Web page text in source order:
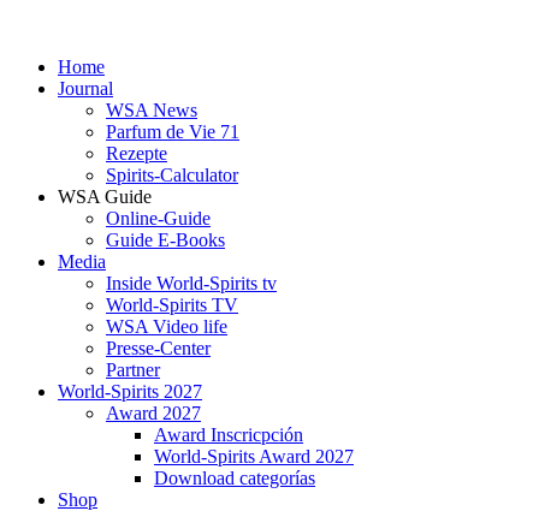
Home
Journal
WSA News
Parfum de Vie 71
Rezepte
Spirits-Calculator
WSA Guide
Online-Guide
Guide E-Books
Media
Inside World-Spirits tv
World-Spirits TV
WSA Video life
Presse-Center
Partner
World-Spirits 2027
Award 2027
Award Inscricpción
World-Spirits Award 2027
Download categorías
Shop